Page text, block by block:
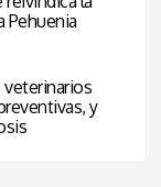
Pehuenia
y